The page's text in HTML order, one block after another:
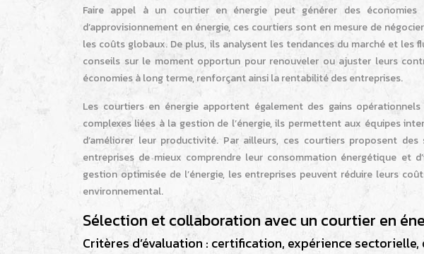
Faire appel à un courtier en énergie peut générer des
d’approvisionnement en énergie, ces courtiers sont en mesure de
les coûts globaux. De plus, ils analysent les tendances du marché et
conseils sur le moment opportun pour renouveler ou ajuster leurs
économies à long terme, renforçant ainsi la rentabilité des entreprises.
Les courtiers en énergie apportent également des gains
complexes liées à la gestion de l’énergie, ils permettent aux équipes
d’améliorer leur productivité. Par ailleurs, ces courtiers proposent
entreprises de mieux comprendre leur consommation énergétique et
gestion optimisée de l’énergie, les entreprises peuvent réduire leurs
environnemental.
Sélection et collaboration avec un courtier en
Critères d’évaluation : certification, expérience sectorielle,